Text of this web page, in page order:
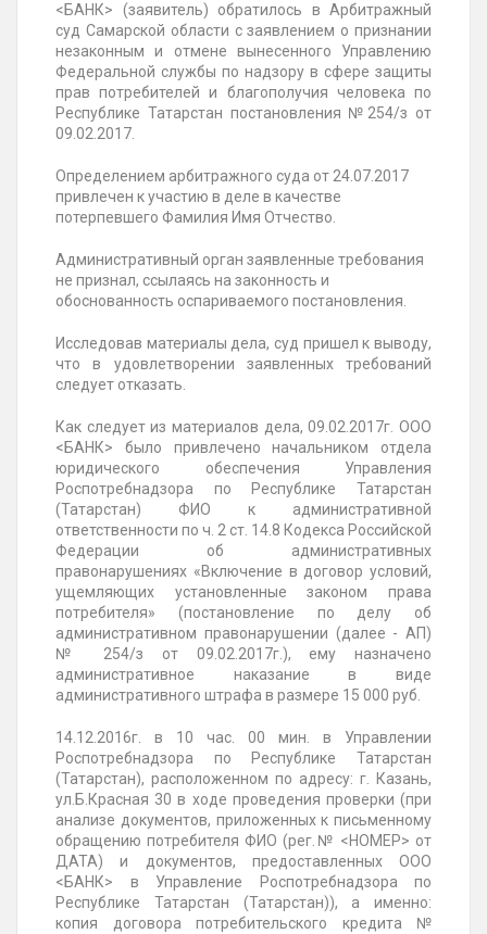
<БАНК> (заявитель) обратилось в Арбитражный
суд Самарской области с заявлением о признании
незаконным и отмене вынесенного Управлению
Федеральной службы по надзору в сфере защиты
прав потребителей и благополучия человека по
Республике Татарстан постановления №254/з от
09.02.2017.
Определением арбитражного суда от 24.07.2017
привлечен к участию в деле в качестве
потерпевшего Фамилия Имя Отчество.
Административный орган заявленные требования
не признал, ссылаясь на законность и
обоснованность оспариваемого постановления.
Исследовав материалы дела, суд пришел к выводу,
что в удовлетворении заявленных требований
следует отказать.
Как следует из материалов дела, 09.02.2017г. ООО
<БАНК> было привлечено начальником отдела
юридического обеспечения Управления
Роспотребнадзора по Республике Татарстан
(Татарстан) ФИО к административной
ответственности по ч. 2 ст. 14.8 Кодекса Российской
Федерации об административных
правонарушениях «Включение в договор условий,
ущемляющих установленные законом права
потребителя» (постановление по делу об
административном правонарушении (далее - АП)
№ 254/з от 09.02.2017г.), ему назначено
административное наказание в виде
административного штрафа в размере 15 000 руб.
14.12.2016г. в 10 час. 00 мин. в Управлении
Роспотребнадзора по Республике Татарстан
(Татарстан), расположенном по адресу: г. Казань,
ул.Б.Красная 30 в ходе проведения проверки (при
анализе документов, приложенных к письменному
обращению потребителя ФИО (рег.№ <НОМЕР> от
ДАТА) и документов, предоставленных ООО
<БАНК> в Управление Роспотребнадзора по
Республике Татарстан (Татарстан)), а именно:
копия договора потребительского кредита №